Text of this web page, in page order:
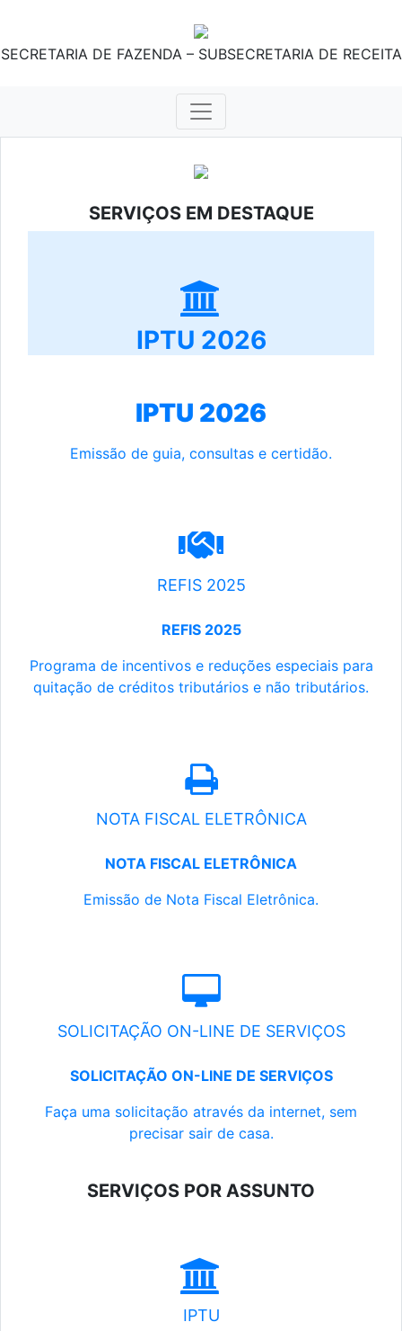
SECRETARIA DE FAZENDA – SUBSECRETARIA DE RECEITA
SERVIÇOS EM DESTAQUE
IPTU 2026
IPTU 2026
Emissão de guia, consultas e certidão.
REFIS 2025
REFIS 2025
Programa de incentivos e reduções especiais para
quitação de créditos tributários e não tributários.
NOTA FISCAL ELETRÔNICA
NOTA FISCAL ELETRÔNICA
Emissão de Nota Fiscal Eletrônica.
SOLICITAÇÃO ON-LINE DE SERVIÇOS
SOLICITAÇÃO ON-LINE DE SERVIÇOS
Faça uma solicitação através da internet, sem
precisar sair de casa.
SERVIÇOS POR ASSUNTO
IPTU